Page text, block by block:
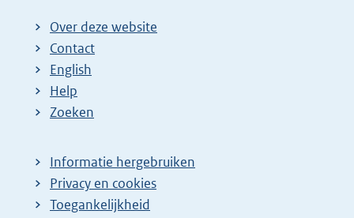
Over deze website
Contact
English
Help
Zoeken
Informatie hergebruiken
Privacy en cookies
Toegankelijkheid